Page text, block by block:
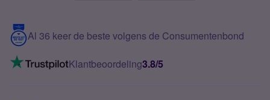
5G internet
Mobiel internet
Mobiel abonnement
Contact
VoLTE 4G bellen
Al 36 keer de beste volgens de Consumentenbond
Klantbeoordeling3.8/5